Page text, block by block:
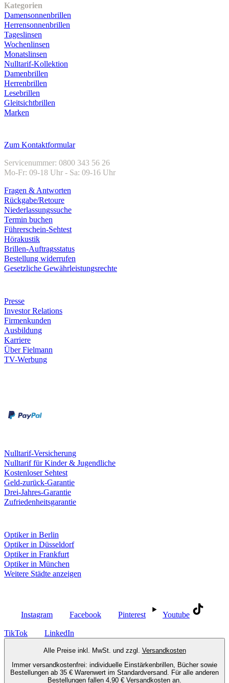
Kategorien
Damensonnenbrillen
Herrensonnenbrillen
Tageslinsen
Wochenlinsen
Monatslinsen
Nulltarif-Kollektion
Damenbrillen
Herrenbrillen
Lesebrillen
Gleitsichtbrillen
Marken
Zum Kontaktformular
Servicenummer: 0800 343 56 26
Mo-Fr: 09-18 Uhr - Sa: 09-16 Uhr
Fragen & Antworten
Rückgabe/Retoure
Niederlassungssuche
Termin buchen
Führerschein-Sehtest
Hörakustik
Brillen-Auftragsstatus
Bestellung widerrufen
Gesetzliche Gewährleistungsrechte
Presse
Investor Relations
Firmenkunden
Ausbildung
Karriere
Über Fielmann
TV-Werbung
Nulltarif-Versicherung
Nulltarif für Kinder & Jugendliche
Kostenloser Sehtest
Geld-zurück-Garantie
Drei-Jahres-Garantie
Zufriedenheitsgarantie
Optiker in Berlin
Optiker in Düsseldorf
Optiker in Frankfurt
Optiker in München
Weitere Städte anzeigen
Instagram Facebook Pinterest Youtube
TikTok LinkedIn
Alle Preise inkl. MwSt. und zzgl. Versandkosten
Immer versandkostenfrei: individuelle Einstärkenbrillen, Bücher sowie
Bestellungen ab 35 € Warenwert im Standardversand. Für alle anderen
Bestellungen fallen 4,90 € Versandkosten an.